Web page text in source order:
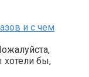
и с чем
хотели бы,